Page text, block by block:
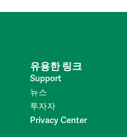
유용한 링크
Support
뉴스
투자자
Privacy Center